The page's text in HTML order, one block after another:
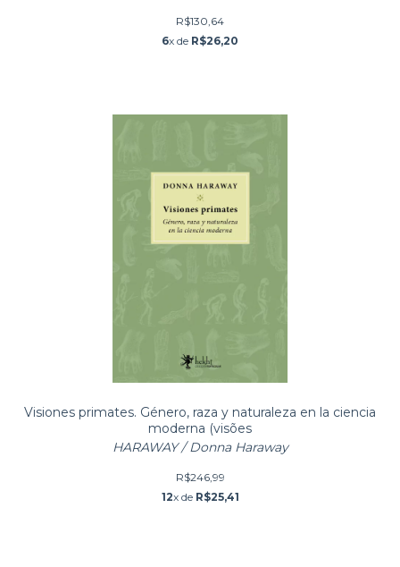
R$130,64
6x de R$26,20
Visiones primates. Género, raza y naturaleza en la ciencia
moderna (visões
HARAWAY / Donna Haraway
R$246,99
12x de R$25,41